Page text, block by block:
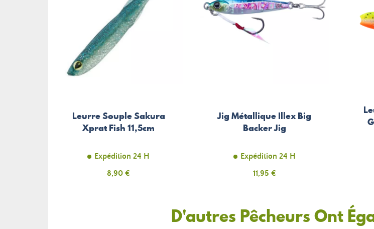
Leurre Souple Sakura
Xprat Fish 11,5cm
Expédition 24 H
Prix
8,90 €
Jig Métallique Illex Big
Backer Jig
Expédition 24 H
Prix
11,95 €
D'autres Pêcheurs Ont